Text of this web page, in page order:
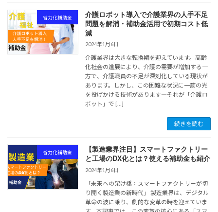
省力化補助金
介護ロボット導入で介護業界の人手不足
問題を解消・補助金活用で初期コスト低
減
2024年1月6日
介護業界は大きな転換期を迎えています。高齢
化社会の進展により、介護の需要が増加する一
方で、介護職員の不足が深刻化している現状が
あります。しかし、この困難な状況に一筋の光
を投げかける技術があります―それが「介護ロ
ボット」で […]
続きを読む
省力化補助金
【製造業界注目】スマートファクトリー
と工場のDX化とは？使える補助金も紹介
2024年1月6日
「未来への架け橋：スマートファクトリーが切
り開く製造業の新時代」 製造業界は、デジタル
革命の波に乗り、劇的な変革の時を迎えていま